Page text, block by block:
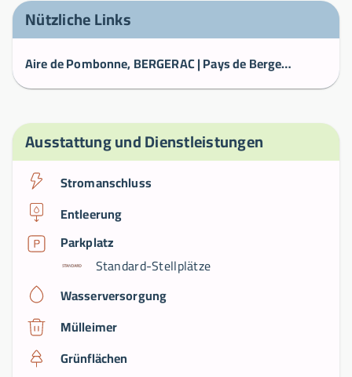
Nützliche Links
Aire de Pombonne, BERGERAC | Pays de Bergerac Tourismus
Ausstattung und Dienstleistungen
Stromanschluss
Entleerung
Parkplatz
Standard-Stellplätze
Wasserversorgung
Mülleimer
Grünflächen